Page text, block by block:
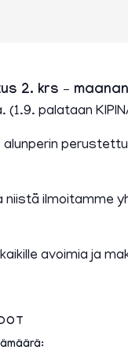
2. krs –
palataan
niistä ilmoitamme
avoimia ja